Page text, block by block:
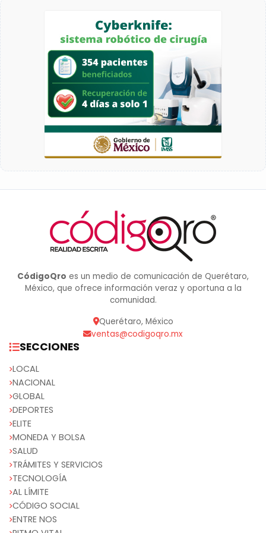
CódigoQro es un medio de comunicación de Querétaro,
México, que ofrece información veraz y oportuna a la
comunidad.
Querétaro, México
ventas@codigoqro.mx
SECCIONES
LOCAL
NACIONAL
GLOBAL
DEPORTES
ELITE
MONEDA Y BOLSA
SALUD
TRÁMITES Y SERVICIOS
TECNOLOGÍA
AL LÍMITE
CÓDIGO SOCIAL
ENTRE NOS